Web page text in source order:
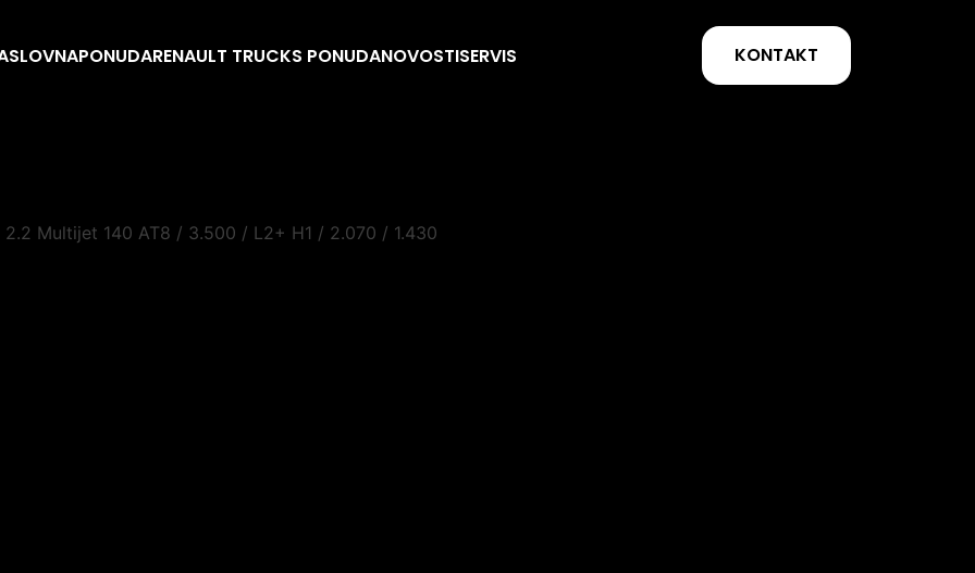
PONUDARENAULT TRUCKS PONUDANOVOSTISERVIS KONTAKT